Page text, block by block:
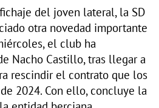
del joven lateral, la SD
otra novedad importante
el club ha
Nacho Castillo, tras llegar a
rescindir el contrato que los
2024. Con ello, concluye la